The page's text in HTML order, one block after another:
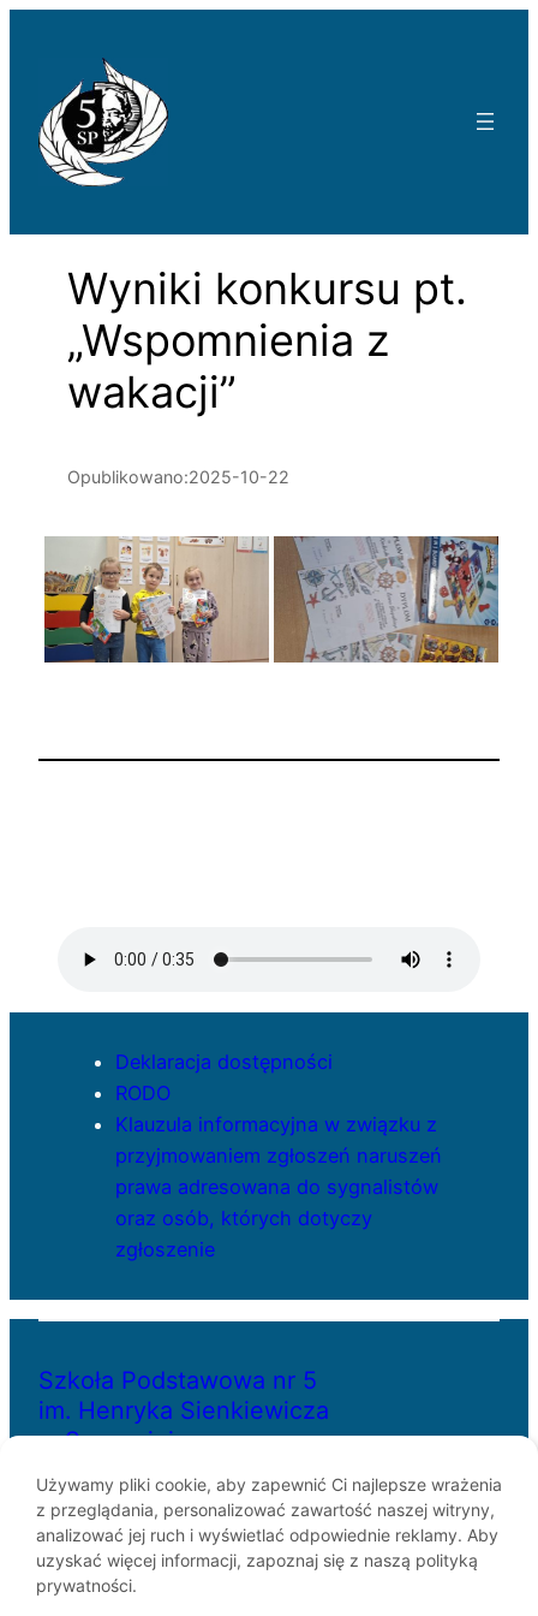
Wyniki konkursu pt.
„Wspomnienia z
wakacji”
Opublikowano:2025-10-22
Deklaracja dostępności
RODO
Klauzula informacyjna w związku z
przyjmowaniem zgłoszeń naruszeń
prawa adresowana do sygnalistów
oraz osób, których dotyczy
zgłoszenie
Szkoła Podstawowa nr 5
im. Henryka Sienkiewicza
w Szczecinie
ul. Bł. Królowej Jadwigi 29
70-262 Szczecin
telefon: 91-433-30-07
e-mail: sp5@miasto.szczecin.pl
Używamy pliki cookie, aby zapewnić Ci najlepsze wrażenia
z przeglądania, personalizować zawartość naszej witryny,
analizować jej ruch i wyświetlać odpowiednie reklamy. Aby
uzyskać więcej informacji, zapoznaj się z naszą polityką
prywatności.